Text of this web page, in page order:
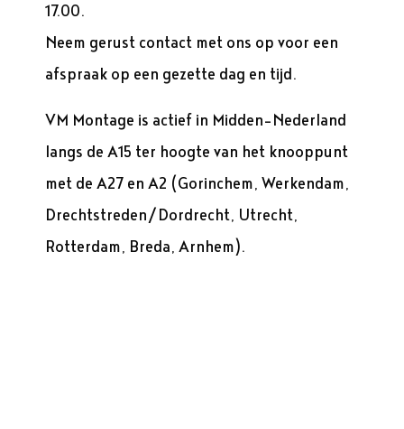
17.00.
Neem gerust contact met ons op voor een
afspraak op een gezette dag en tijd.
VM Montage is actief in Midden-Nederland
langs de A15 ter hoogte van het knooppunt
met de A27 en A2 (Gorinchem, Werkendam,
Drechtstreden/Dordrecht, Utrecht,
Rotterdam, Breda, Arnhem).